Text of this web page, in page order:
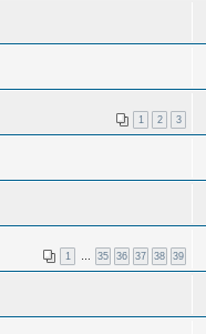
1 2 3
1 35 36 37 38 39